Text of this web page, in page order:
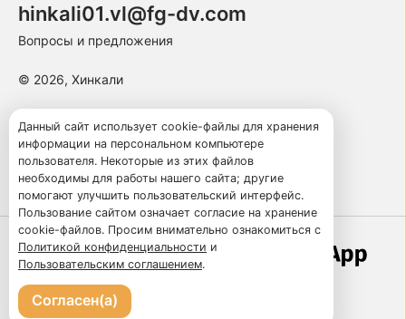
hinkali01.vl@fg-dv.com
Вопросы и предложения
© 2026, Хинкали
Пользовательское соглашение
Политика конфиденциальности
Публичная оферта
Работает по технологии
Данный сайт использует cookie-файлы для хранения
информации на персональном компьютере
пользователя. Некоторые из этих файлов
необходимы для работы нашего сайта; другие
помогают улучшить пользовательский интерфейс.
Пользование сайтом означает согласие на хранение
cookie-файлов. Просим внимательно ознакомиться с
Политикой конфиденциальности и
Пользовательским соглашением.
Согласен(а)